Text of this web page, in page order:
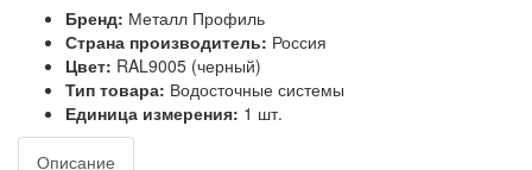
Бренд: Металл Профиль
Страна производитель: Россия
Цвет: RAL9005 (черный)
Тип товара: Водосточные системы
Единица измерения: 1 шт.
Описание